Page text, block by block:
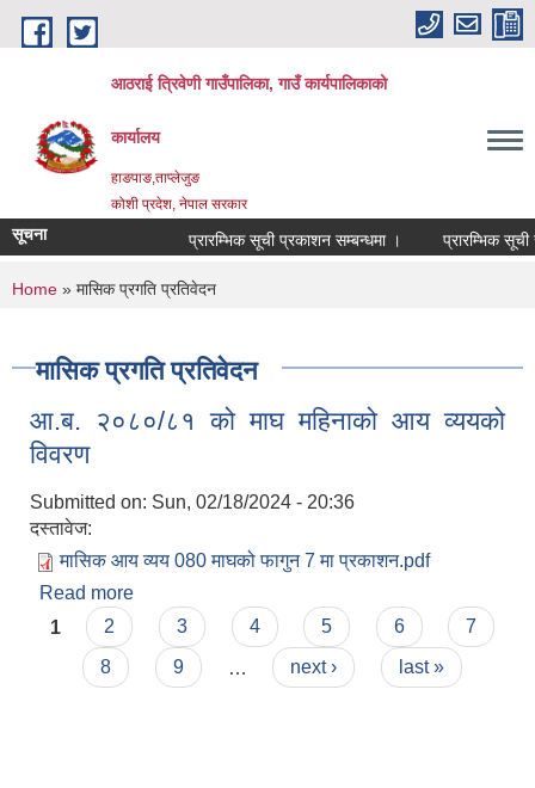
Skip to main content
आठराई त्रिवेणी गाउँपालिका, गाउँ कार्यपालिकाको
कार्यालय
हाङपाङ,ताप्लेजुङ
कोशी प्रदेश, नेपाल सरकार
सूचना प्रारम्भिक सूची प्रकाशन सम्बन्धमा । प्रारम्भिक सूची
You are here
Home » मासिक प्रगति प्रतिवेदन
मासिक प्रगति प्रतिवेदन
आ.ब. २०८०/८१ को माघ महिनाको आय व्ययको
विवरण
Submitted on: Sun, 02/18/2024 - 20:36
दस्तावेज:
मासिक आय व्यय 080 माघको फागुन 7 मा प्रकाशन.pdf
Read more
विवरण
Pages
1 2 3 4 5 6
7
8
9 next › last »